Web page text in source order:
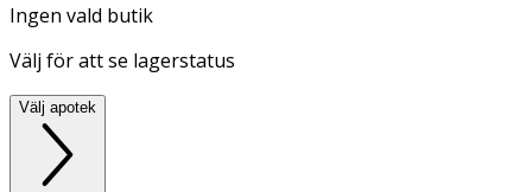
Ingen vald butik
Välj för att se lagerstatus
Välj apotek